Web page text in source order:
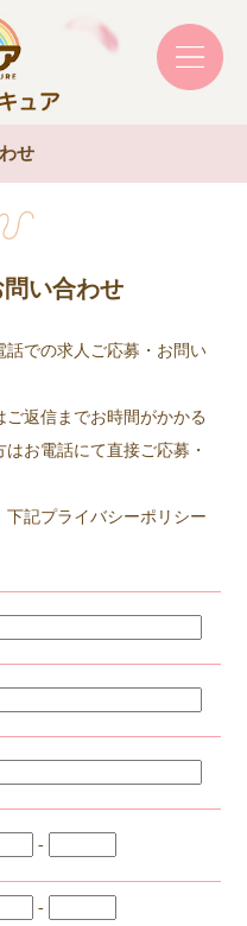
せ
い合わせ
での求人ご応募・お問い
ご返信までお時間がかかる
お電話にて直接ご応募・
記プライバシーポリシー
-
-